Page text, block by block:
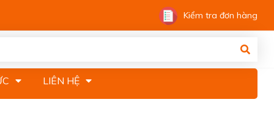
Kiểm tra đơn hàng
LIÊN HỆ